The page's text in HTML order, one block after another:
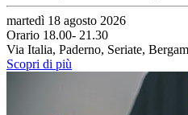
martedì 18 agosto 2026
Orario 18.00- 21.30
Via Italia, Paderno, Seriate,
Scopri di più